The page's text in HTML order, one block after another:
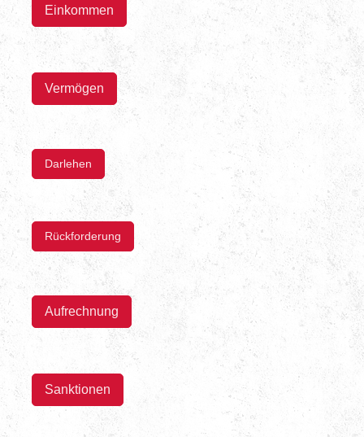
Einkommen
Vermögen
Darlehen
Rückforderung
Aufrechnung
Sanktionen